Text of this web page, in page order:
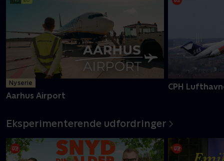
Ny serie
Aarhus Airport
CPH
Eksperimenterende udfordringer